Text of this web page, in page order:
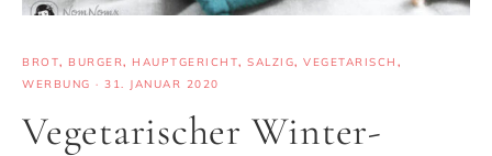
BROT, BURGER, HAUPTGERICHT, SALZIG, VEGETARISCH ,
WERBUNG · 31. JANUAR 2020
Vegetarischer Winter-